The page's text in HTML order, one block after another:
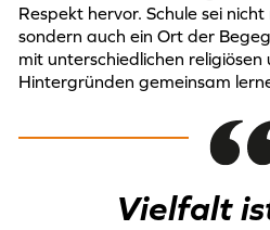
Respekt hervor. Schule sei
sondern auch ein Ort der
mit unterschiedlichen religiösen
Hintergründen gemeinsam
Vielfalt